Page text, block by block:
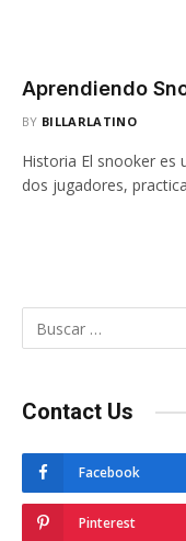
Aprendiendo
BY BILLARLATINO
Historia El snooker es
dos jugadores,
Contact Us
Facebook
Pinterest